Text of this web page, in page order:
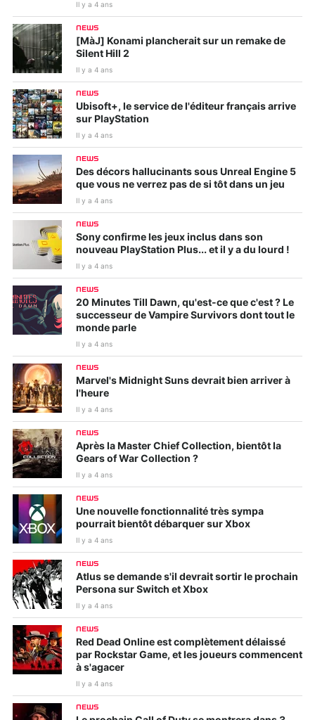
Il y a 4 ans
NEWS
[MàJ] Konami plancherait sur un remake de
Silent Hill 2
Il y a 4 ans
NEWS
Ubisoft+, le service de l'éditeur français arrive
sur PlayStation
Il y a 4 ans
NEWS
Des décors hallucinants sous Unreal Engine 5
que vous ne verrez pas de si tôt dans un jeu
Il y a 4 ans
NEWS
Sony confirme les jeux inclus dans son
nouveau PlayStation Plus... et il y a du lourd !
Il y a 4 ans
NEWS
20 Minutes Till Dawn, qu'est-ce que c'est ? Le
successeur de Vampire Survivors dont tout le
monde parle
Il y a 4 ans
NEWS
Marvel's Midnight Suns devrait bien arriver à
l'heure
Il y a 4 ans
NEWS
Après la Master Chief Collection, bientôt la
Gears of War Collection ?
Il y a 4 ans
NEWS
Une nouvelle fonctionnalité très sympa
pourrait bientôt débarquer sur Xbox
Il y a 4 ans
NEWS
Atlus se demande s'il devrait sortir le prochain
Persona sur Switch et Xbox
Il y a 4 ans
NEWS
Red Dead Online est complètement délaissé
par Rockstar Game, et les joueurs commencent
à s'agacer
Il y a 4 ans
NEWS